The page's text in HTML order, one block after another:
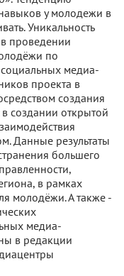
у молодежи в
Уникальность
проведении
по
медиа-
проекта в
создания
создании открытой
Данные результаты
большего
в рамках
молодёжи. А также -
медиа-
в редакции